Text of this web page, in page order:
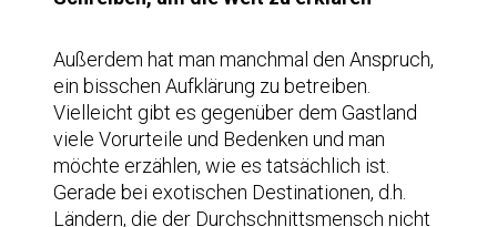
Außerdem hat man manchmal den Anspruch,
ein bisschen Aufklärung zu betreiben.
Vielleicht gibt es gegenüber dem Gastland
viele Vorurteile und Bedenken und man
möchte erzählen, wie es tatsächlich ist.
Gerade bei exotischen Destinationen, d.h.
Ländern, die der Durchschnittsmensch nicht